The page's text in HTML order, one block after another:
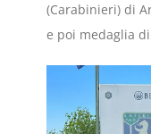
(Carabinieri) di
e poi medaglia